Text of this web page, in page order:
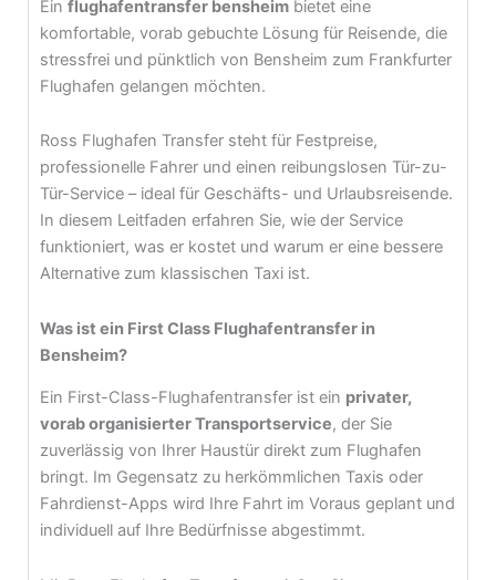
Ein flughafentransfer bensheimbietet eine
komfortable, vorab gebuchte Lösung für Reisende, die
stressfrei und pünktlich von Bensheim zum Frankfurter
Flughafen gelangen möchten.
Ross Flughafen Transfer steht für Festpreise,
professionelle Fahrer und einen reibungslosen Tür-zu-
Tür-Service – ideal für Geschäfts- und Urlaubsreisende.
In diesem Leitfaden erfahren Sie, wie der Service
funktioniert, was er kostet und warum er eine bessere
Alternative zum klassischen Taxi ist.
Was ist ein First Class Flughafentransfer in
Bensheim?
Ein First-Class-Flughafentransfer ist ein privater,
vorab organisierter Transportservice, der Sie
zuverlässig von Ihrer Haustür direkt zum Flughafen
bringt. Im Gegensatz zu herkömmlichen Taxis oder
Fahrdienst-Apps wird Ihre Fahrt im Voraus geplant und
individuell auf Ihre Bedürfnisse abgestimmt.